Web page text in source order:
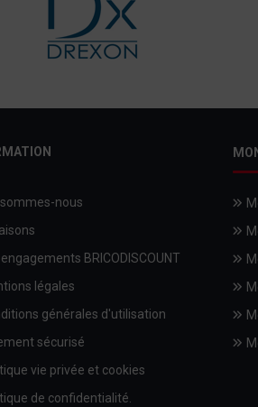
nous
BRICODISCOUNT
légales
générales d'utilisation
sécurisé
vie privée et cookies
de confidentialité.